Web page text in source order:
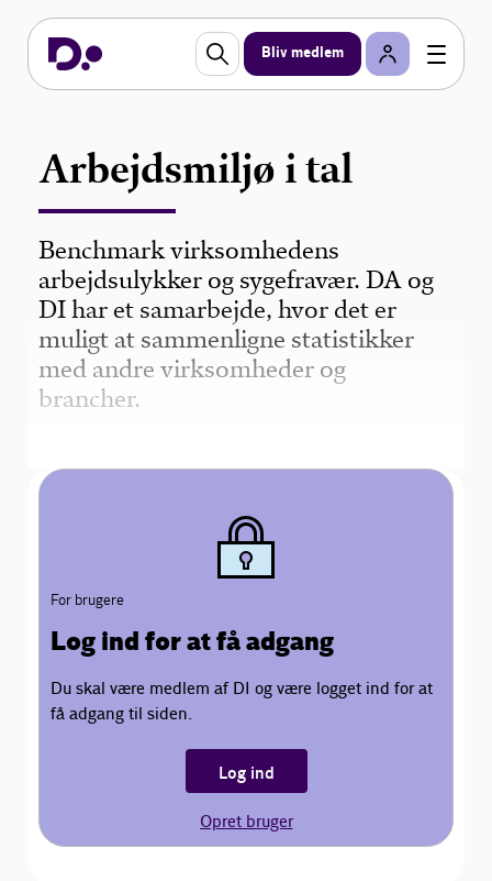
Bliv medlem
Arbejdsmiljø i tal
Benchmark virksomhedens
arbejdsulykker og sygefravær. DA og
DI har et samarbejde, hvor det er
muligt at sammenligne statistikker
med andre virksomheder og
brancher.
For brugere
Log ind for at få adgang
Du skal være medlem af DI og være logget ind for at
få adgang til siden.
Log ind
Opret bruger